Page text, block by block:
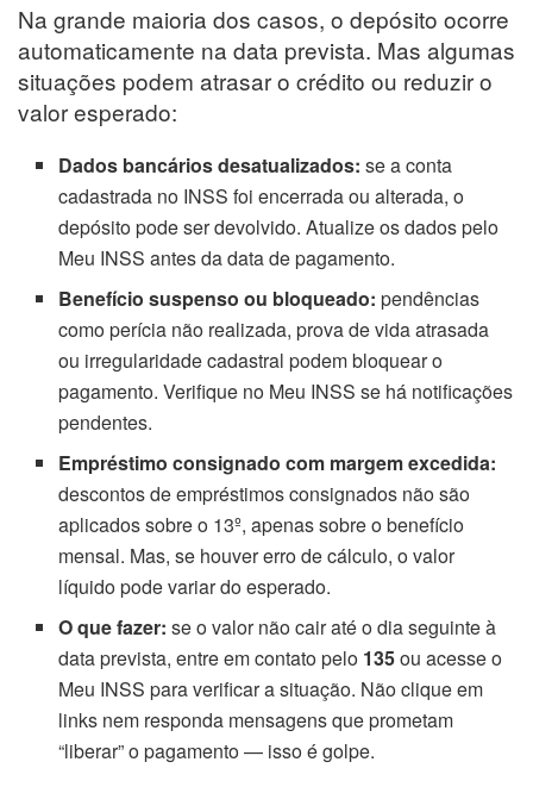
Na grande maioria dos casos, o depósito ocorre
automaticamente na data prevista. Mas algumas
situações podem atrasar o crédito ou reduzir o
valor esperado:
Dados bancários desatualizados: se a conta
cadastrada no INSS foi encerrada ou alterada, o
depósito pode ser devolvido. Atualize os dados pelo
Meu INSS antes da data de pagamento.
Benefício suspenso ou bloqueado: pendências
como perícia não realizada, prova de vida atrasada
ou irregularidade cadastral podem bloquear o
pagamento. Verifique no Meu INSS se há notificações
pendentes.
Empréstimo consignado com margem excedida:
descontos de empréstimos consignados não são
aplicados sobre o 13º, apenas sobre o benefício
mensal. Mas, se houver erro de cálculo, o valor
líquido pode variar do esperado.
O que fazer: se o valor não cair até o dia seguinte à
data prevista, entre em contato pelo 135ou acesse o
Meu INSS para verificar a situação. Não clique em
links nem responda mensagens que prometam
“liberar” o pagamento — isso é golpe.